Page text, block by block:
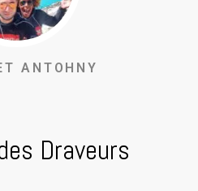
ANTOHNY
Draveurs